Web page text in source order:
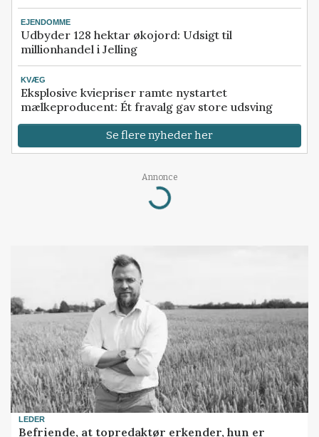
EJENDOMME
Udbyder 128 hektar økojord: Udsigt til
millionhandel i Jelling
KVÆG
Eksplosive kviepriser ramte nystartet
mælkeproducent: Ét fravalg gav store udsving
Se flere nyheder her
Annonce
Loading...
LEDER
Befriende, at topredaktør erkender, hun er